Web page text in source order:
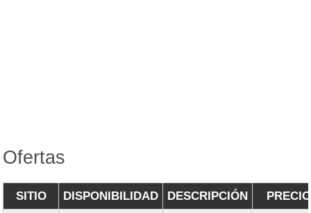
Ofertas
SITIO DISPONIBILIDAD DESCRIPCIÓN
PRECIO